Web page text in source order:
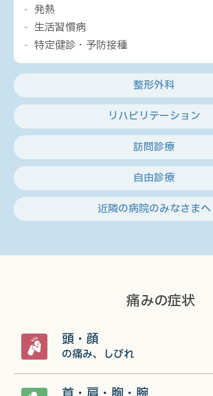
発熱
生活習慣病
特定健診・予防接種
整形外科
リハビリテーション
訪問診療
自由診療
近隣の病院のみなさまへ
痛みの症状
頭・顔
の痛み、しびれ